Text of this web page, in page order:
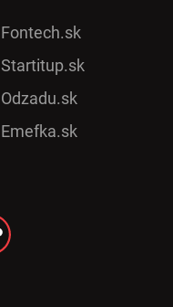
Fontech.sk
Startitup.sk
Odzadu.sk
Emefka.sk